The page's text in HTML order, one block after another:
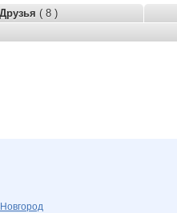
Друзья ( 8 )